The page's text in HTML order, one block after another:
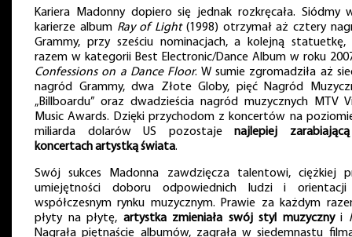
Kariera Madonny dopiero się jednak rozkręcała. Siódmy
karierze album Ray of Light(1998) otrzymał aż cztery
Grammy, przy sześciu nominacjach, a kolejną
razem w kategorii Best Electronic/Dance Album w roku
Confessions on a Dance Floor. W sumie zgromadziła aż
nagród Grammy, dwa Złote Globy, pięć Nagród
„Billboardu” oraz dwadzieścia nagród muzycznych MTV
Music Awards. Dzięki przychodom z koncertów na
miliarda dolarów US pozostaje najlepiej
koncertach artystką świata.
Swój sukces Madonna zawdzięcza talentowi, ciężkiej
umiejętności doboru odpowiednich ludzi i
współczesnym rynku muzycznym. Prawie za każdym
płyty na płytę, artystka zmieniała swój styl muzycznyi
Nagrała piętnaście albumów, zagrała w siedemnastu